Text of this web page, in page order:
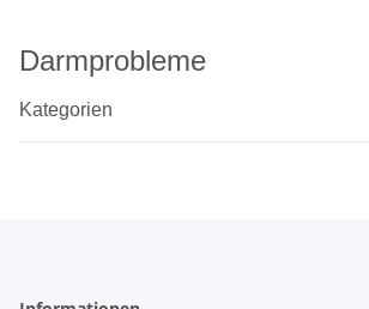
Darmprobleme
Kategorien